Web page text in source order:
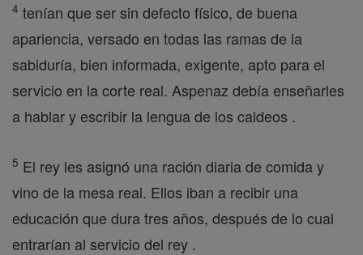
4 tenían que ser sin defecto físico, de buena
apariencia, versado en todas las ramas de la
sabiduría, bien informada, exigente, apto para el
servicio en la corte real. Aspenaz debía enseñarles
a hablar y escribir la lengua de los caldeos .
5 El rey les asignó una ración diaria de comida y
vino de la mesa real. Ellos iban a recibir una
educación que dura tres años, después de lo cual
entrarían al servicio del rey .